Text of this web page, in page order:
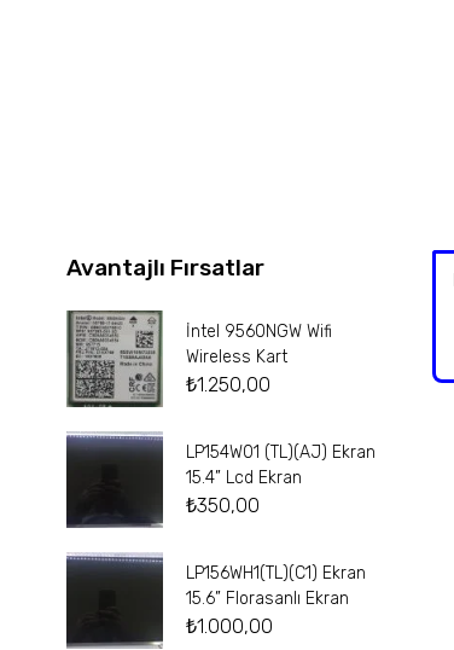
Avantajlı Fırsatlar
İntel 9560NGW Wifi
Wireless Kart
₺1.250,00
LP154W01 (TL)(AJ) Ekran
15.4” Lcd Ekran
₺350,00
LP156WH1(TL)(C1) Ekran
15.6” Florasanlı Ekran
₺1.000,00